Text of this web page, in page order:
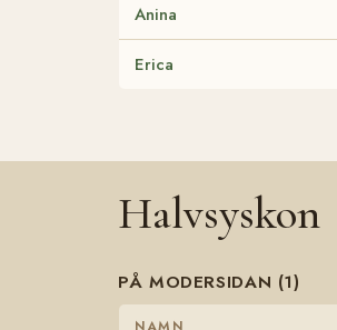
Anina
Erica
Halvsyskon
PÅ MODERSIDAN (1)